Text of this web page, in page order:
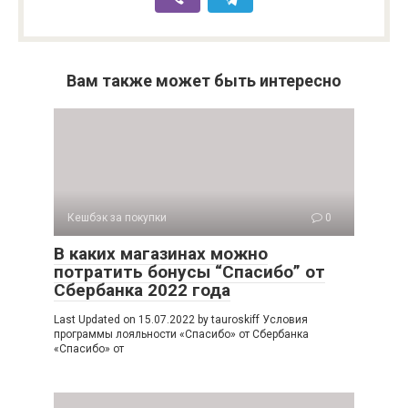
Вам также может быть интересно
Кешбэк за покупки 0
В каких магазинах можно
потратить бонусы “Спасибо” от
Сбербанка 2022 года
Last Updated on 15.07.2022 by tauroskiff Условия
программы лояльности «Спасибо» от Сбербанка
«Спасибо» от